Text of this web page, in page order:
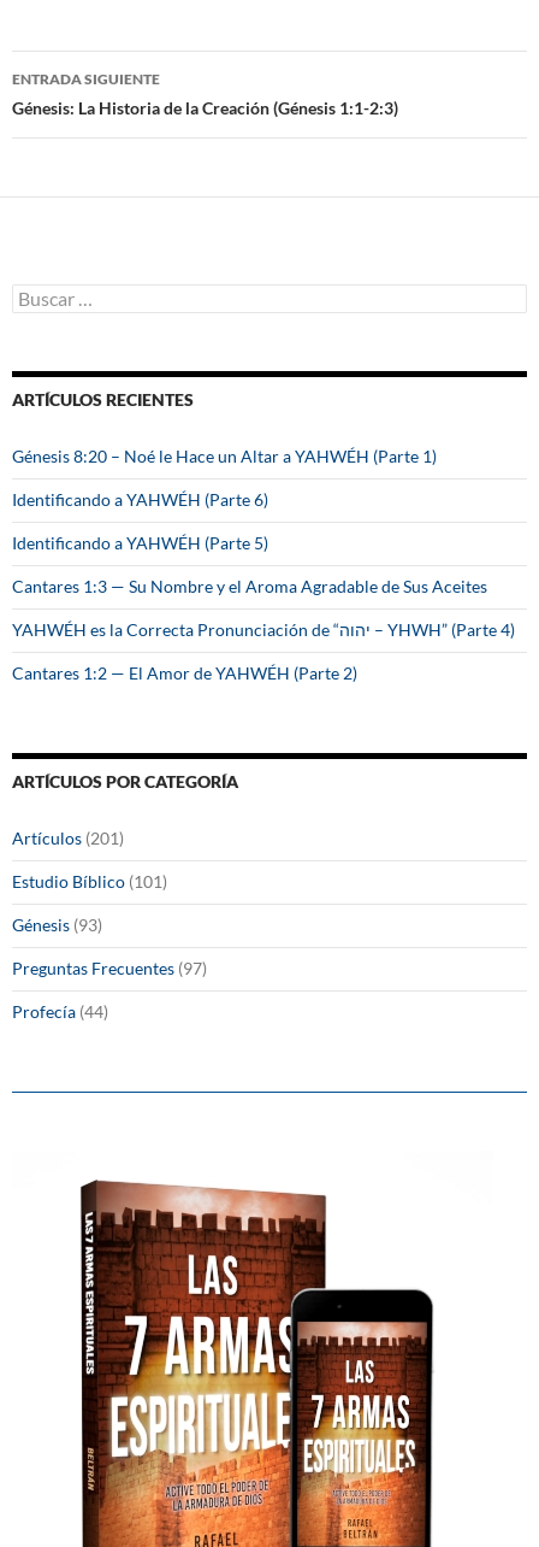
Navegación
entradas
ENTRADA SIGUIENTE
Génesis: La Historia de la Creación (Génesis 1:1-2:3)
B
u
a
r
ARTÍCULOS RECIENTES
Génesis 8:20 – Noé le Hace un Altar a YAHWÉH (Parte 1)
Identificando a YAHWÉH (Parte 6)
Identificando a YAHWÉH (Parte 5)
Cantares 1:3 — Su Nombre y el Aroma Agradable de Sus Aceites
YAHWÉH es la Correcta Pronunciación de “יהוה – YHWH” (Parte 4)
Cantares 1:2 — El Amor de YAHWÉH (Parte 2)
ARTÍCULOS POR CATEGORÍA
Artículos (201)
Estudio Bíblico (101)
Génesis (93)
Preguntas Frecuentes (97)
Profecía (44)